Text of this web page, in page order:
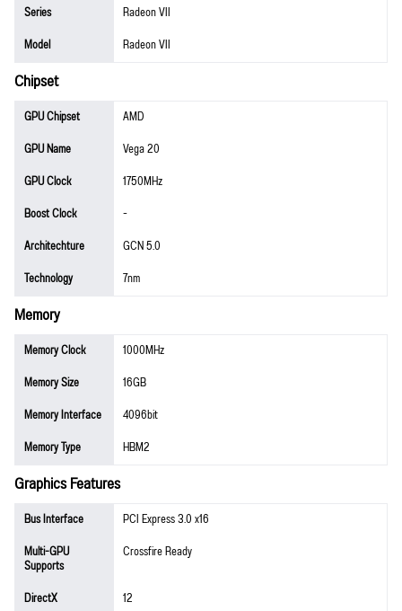
Series
Radeon VII
Model
Radeon VII
Chipset
GPU Chipset
AMD
GPU Name
Vega 20
GPU Clock
1750MHz
Boost Clock
-
Architechture
GCN 5.0
Technology
7nm
Memory
Memory Clock
1000MHz
Memory Size
16GB
Memory Interface
4096bit
Memory Type
HBM2
Graphics Features
Bus Interface
PCI Express 3.0 x16
Multi-GPU
Supports
Crossfire Ready
DirectX
12